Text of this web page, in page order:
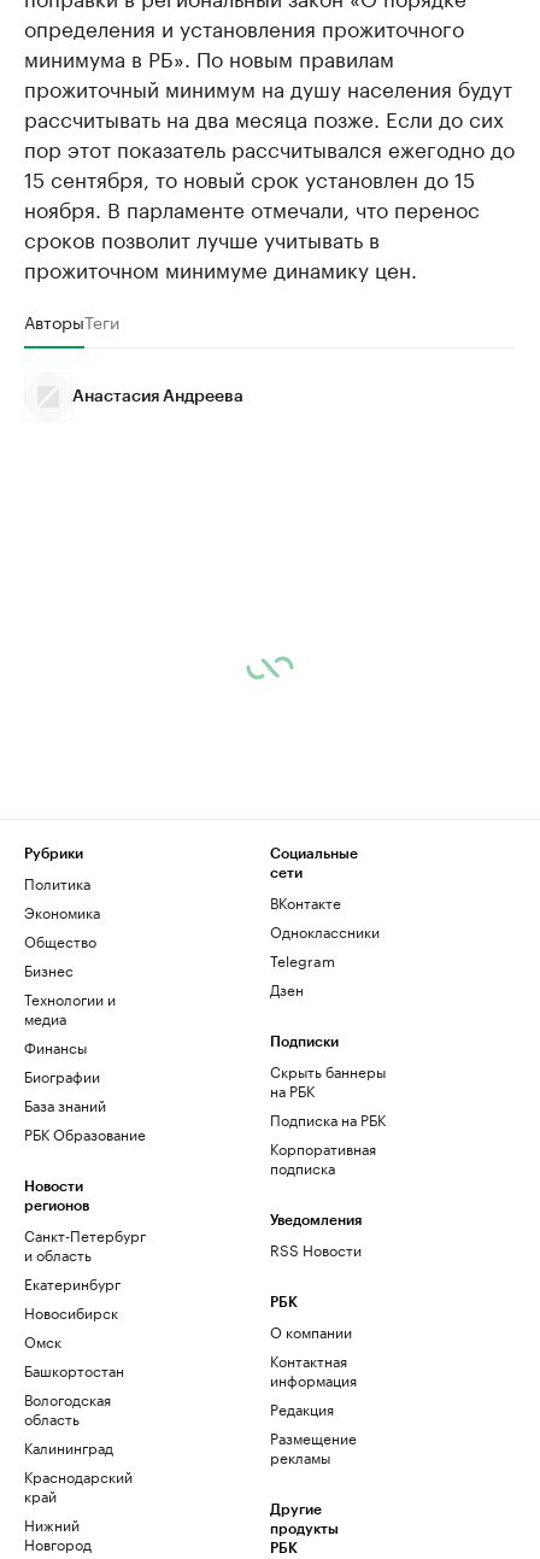
определения и установления прожиточного
минимума в РБ». По новым правилам
прожиточный минимум на душу населения будут
рассчитывать на два месяца позже. Если до сих
пор этот показатель рассчитывался ежегодно до
15 сентября, то новый срок установлен до 15
ноября. В парламенте отмечали, что перенос
сроков позволит лучше учитывать в
прожиточном минимуме динамику цен.
АвторыТеги
Анастасия Андреева
Рубрики
Политика
Экономика
Общество
Бизнес
Технологии и
медиа
Финансы
Биографии
База знаний
РБК Образование
Новости
регионов
Санкт-Петербург
и область
Екатеринбург
Новосибирск
Омск
Башкортостан
Вологодская
область
Калининград
Краснодарский
край
Нижний
Новгород
Социальные
сети
ВКонтакте
Одноклассники
Telegram
Дзен
Подписки
Скрыть баннеры
на РБК
Подписка на РБК
Корпоративная
подписка
Уведомления
RSS Новости
РБК
О компании
Контактная
информация
Редакция
Размещение
рекламы
Другие
продукты
РБК